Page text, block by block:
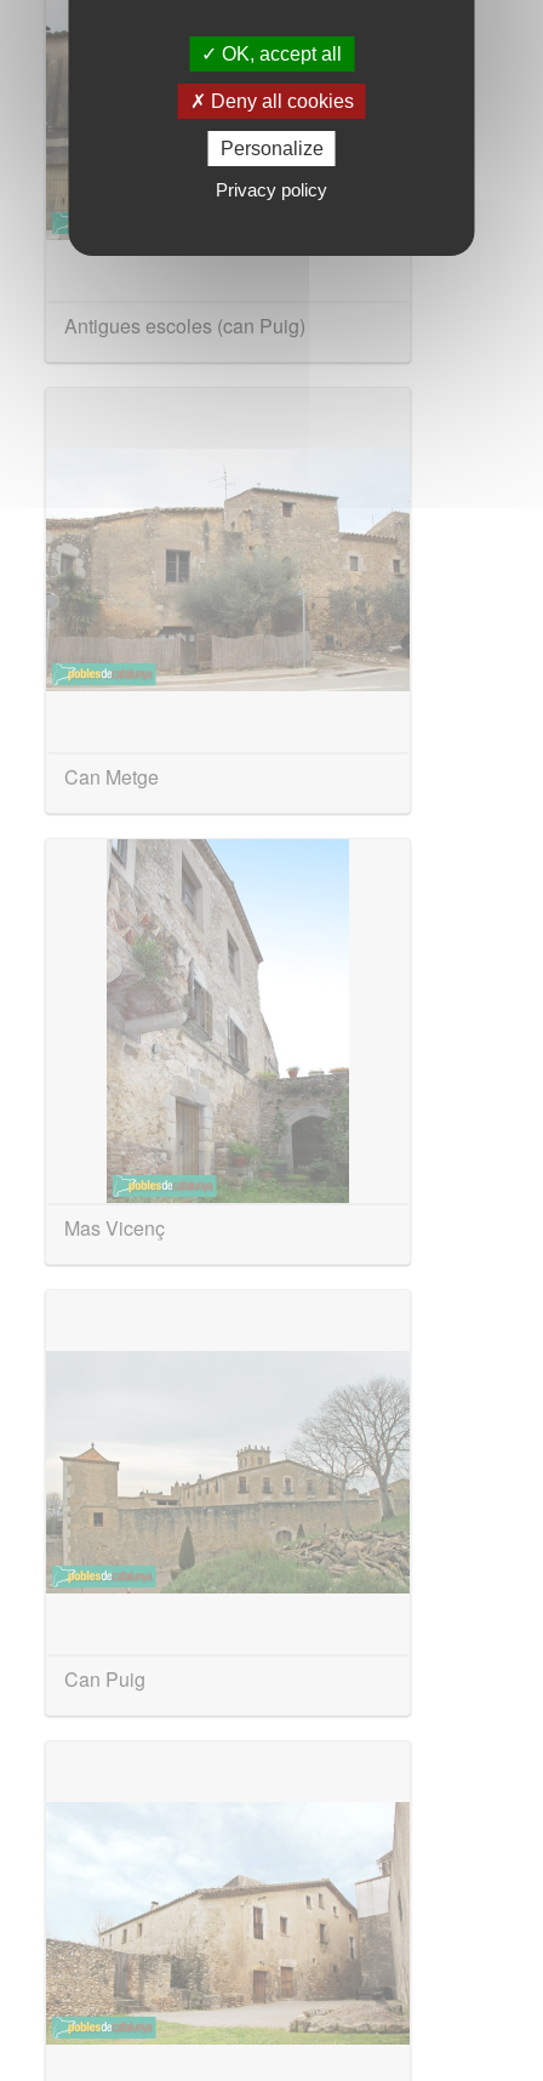
Antigues escoles (can Puig)
Can Metge
Mas Vicenç
Can Puig
OK, accept all
Deny all cookies
Personalize
Privacy policy